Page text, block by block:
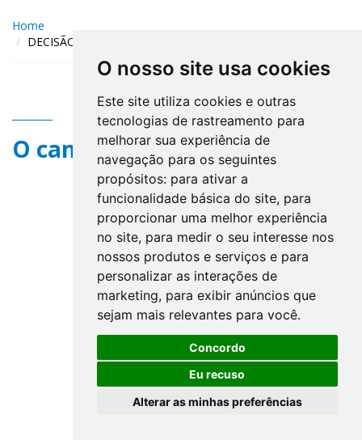
O nosso site usa cookies
Este site utiliza cookies e outras
tecnologias de rastreamento para
melhorar sua experiência de
navegação para os seguintes
propósitos: para ativar a
funcionalidade básica do site, para
proporcionar uma melhor experiência
no site, para medir o seu interesse nos
nossos produtos e serviços e para
personalizar as interações de
marketing, para exibir anúncios que
sejam mais relevantes para você.
Concordo
Eu recuso
Alterar as minhas preferências
Home
DECISÃO COREN-DF N° 239 DE 30 DE OUTUBRO DE 2024
O campo title não existe.